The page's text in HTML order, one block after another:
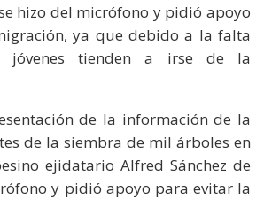
hizo del micrófono y pidió apoyo
ya que debido a la falta
jóvenes tienden a irse de la
de la información de la
de la siembra de mil árboles en
ejidatario Alfred Sánchez de
y pidió apoyo para evitar la